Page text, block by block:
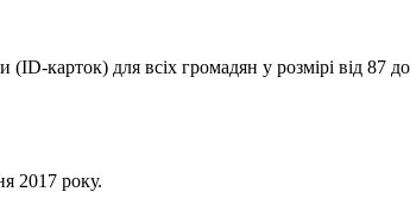
(ID-карток) для всіх громадян у розмірі від 87
2017 року.